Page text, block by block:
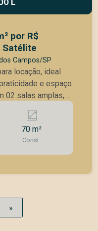
L
por R$
Satélite
Campos/SP
locação, ideal
e espaço
02 salas amplas,
versátil, que
ou depósito.
aço, garantindo
próprias e
para
oportunidade
comercial
70 m²
Const.
»